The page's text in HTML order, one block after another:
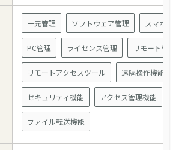
一元管理 ソフトウェア管理 スマホ管
PC管理 ライセンス管理 リモート管理
リモートアクセスツール 遠隔操作機能
セキュリティ機能 アクセス管理機能
ファイル転送機能